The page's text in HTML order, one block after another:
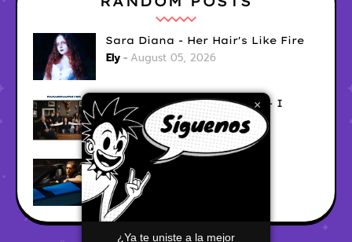
×
¿Ya te uniste a la mejor
Sara Diana - Her Hair's Like Fire
Ely August 05, 2026
Good Vibes Rollercoaster - I
Don't Care
Ely August 05, 2026
Hyperwulf - FaceTime
Ely August 04, 2026